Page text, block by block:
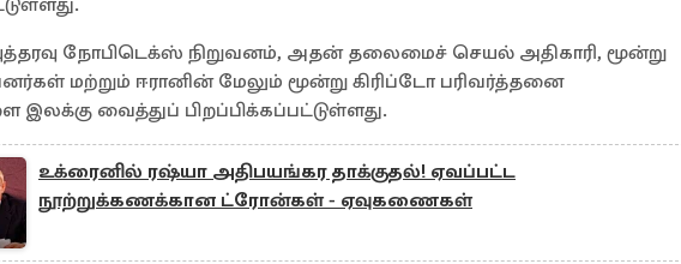
நோபிடெக்ஸ் நிறுவனம், அதன் தலைமைச் செயல் அதிகாரி, மூன்று
மற்றும் ஈரானின் மேலும் மூன்று கிரிப்டோ பரிவர்த்தனை
இலக்கு வைத்துப் பிறப்பிக்கப்பட்டுள்ளது.
உக்ரைனில் ரஷ்யா அதிபயங்கர தாக்குதல்! ஏவப்பட்ட
நூற்றுக்கணக்கான ட்ரோன்கள் - ஏவுகணைகள்